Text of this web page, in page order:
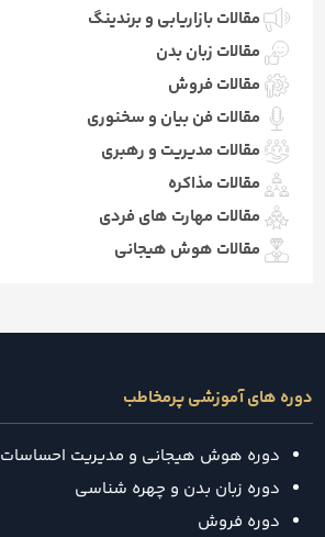
مقالات بازاریابی و برندینگ
مقالات زبان بدن
مقالات فروش
مقالات فن بیان و سخنوری
مقالات مدیریت و رهبری
مقالات مذاکره
مقالات مهارت های فردی
مقالات هوش هیجانی
دوره های آموزشی پرمخاطب
دوره هوش هیجانی و مدیریت احساسات
دوره زبان بدن و چهره شناسی
دوره فروش